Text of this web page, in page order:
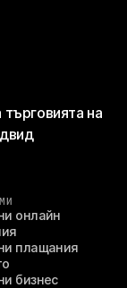
на
онлайн
плащания
бизнес